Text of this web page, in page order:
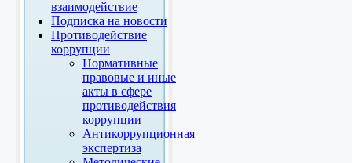
взаимодействие
Подписка на новости
Противодействие
коррупции
Нормативные
правовые и иные
акты в сфере
противодействия
коррупции
Антикоррупционная
экспертиза